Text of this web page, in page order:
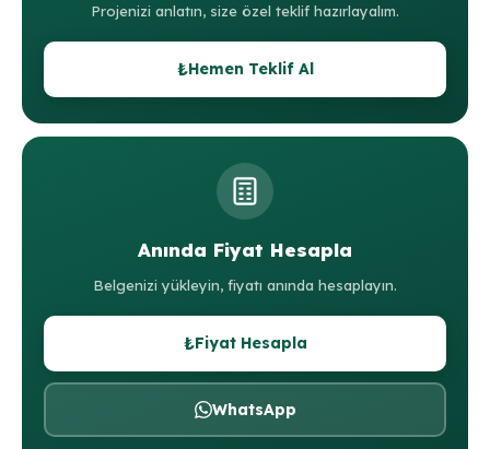
Projenizi anlatın, size özel teklif hazırlayalım.
₺Hemen Teklif Al
Anında Fiyat Hesapla
Belgenizi yükleyin, fiyatı anında hesaplayın.
₺Fiyat Hesapla
WhatsApp